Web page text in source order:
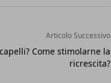
Articolo Successivo
Come stimolarne la
ricrescita?